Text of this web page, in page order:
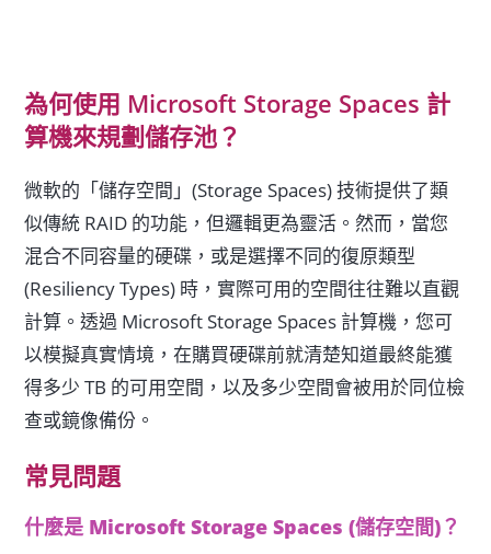
為何使用 Microsoft Storage Spaces 計
算機來規劃儲存池？
微軟的「儲存空間」(Storage Spaces) 技術提供了類
似傳統 RAID 的功能，但邏輯更為靈活。然而，當您
混合不同容量的硬碟，或是選擇不同的復原類型
(Resiliency Types) 時，實際可用的空間往往難以直觀
計算。透過 Microsoft Storage Spaces 計算機，您可
以模擬真實情境，在購買硬碟前就清楚知道最終能獲
得多少 TB 的可用空間，以及多少空間會被用於同位檢
查或鏡像備份。
常見問題
什麼是 Microsoft Storage Spaces (儲存空間)？